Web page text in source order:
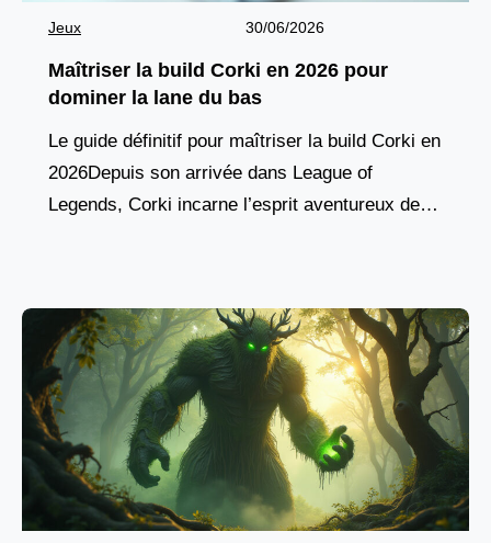
Jeux 30/06/2026
Maîtriser la build Corki en 2026 pour
dominer la lane du bas
Le guide définitif pour maîtriser la build Corki en
2026Depuis son arrivée dans League of
Legends, Corki incarne l’esprit aventureux des